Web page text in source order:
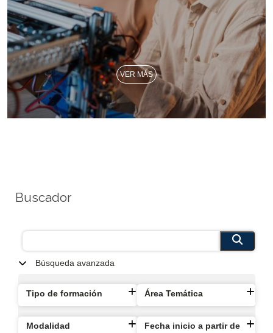
VER MÁS
Buscador
Búsqueda avanzada
Tipo de formación Área Temática
Modalidad Fecha inicio a partir de